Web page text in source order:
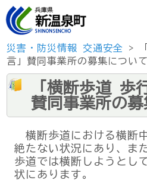
災害・防災情報 交通安全 >
言」賛同事業所の募集について
「横断歩道 歩
賛同事業所の
横断歩道における横断
絶たない状況にあり、ま
歩道では横断しようとし
状にあります。